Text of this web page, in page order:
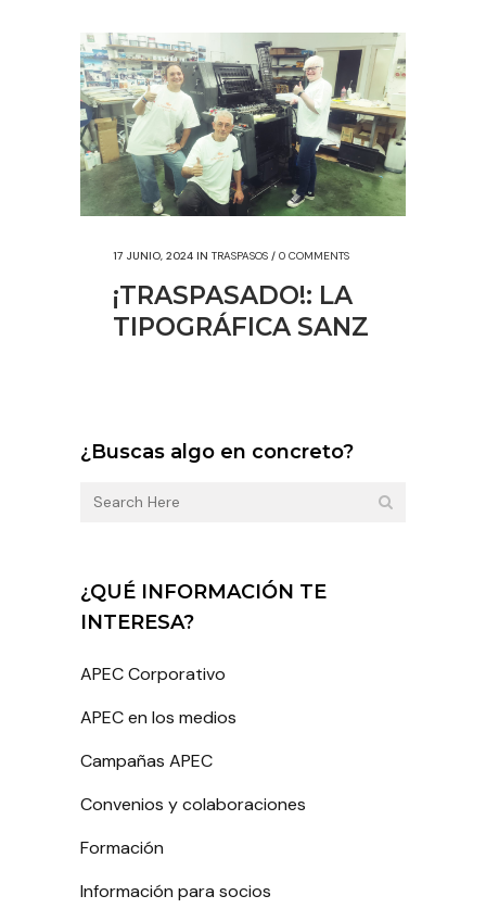
17 JUNIO, 2024 IN TRASPASOS / 0 COMMENTS
¡TRASPASADO!: LA
TIPOGRÁFICA SANZ
¿Buscas algo en concreto?
¿QUÉ INFORMACIÓN TE
INTERESA?
APEC Corporativo
APEC en los medios
Campañas APEC
Convenios y colaboraciones
Formación
Información para socios